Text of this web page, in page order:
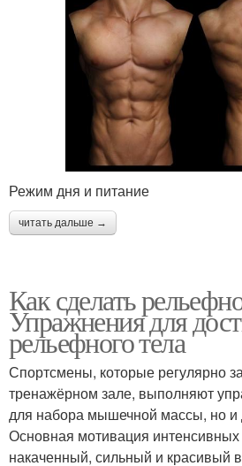
Режим дня и питание
читать дальше →
Как сделать
Упражнения для
рельефного тела
Спортсмены, которые регулярно
тренажёрном зале, выполняют
для набора мышечной массы, но и
Основная мотивация интенсивных
накаченный, сильный и красивый